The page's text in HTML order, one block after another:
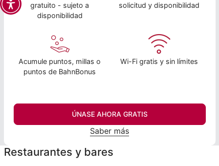
gratuito - sujeto a
disponibilidad
solicitud y disponibilidad
Acumule puntos, millas o
puntos de BahnBonus
Wi-Fi gratis y sin límites
ÚNASE AHORA GRATIS
Saber más
Restaurantes y bares